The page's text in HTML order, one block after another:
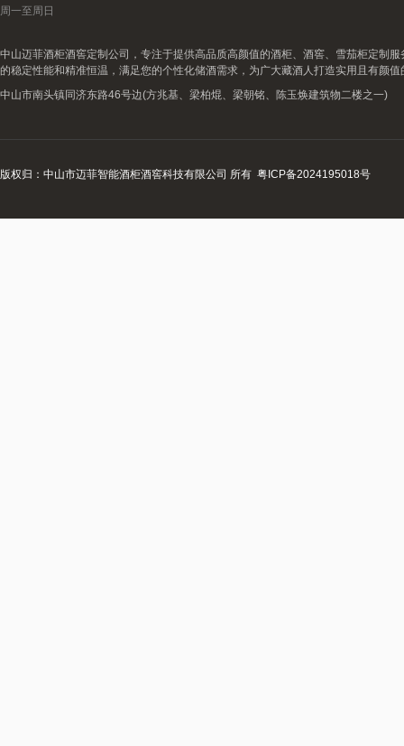
周一至周日
中山迈菲酒柜酒窖定制公司，专注于提供高品质高颜值的酒柜、酒窖、雪茄柜定制
的稳定性能和精准恒温，满足您的个性化储酒需求，为广大藏酒人打造实用且有颜值
中山市南头镇同济东路46号边(方兆基、梁柏焜、梁朝铭、陈玉焕建筑物二楼之一)
版权归：中山市迈菲智能酒柜酒窖科技有限公司 所有 粤ICP备2024195018号